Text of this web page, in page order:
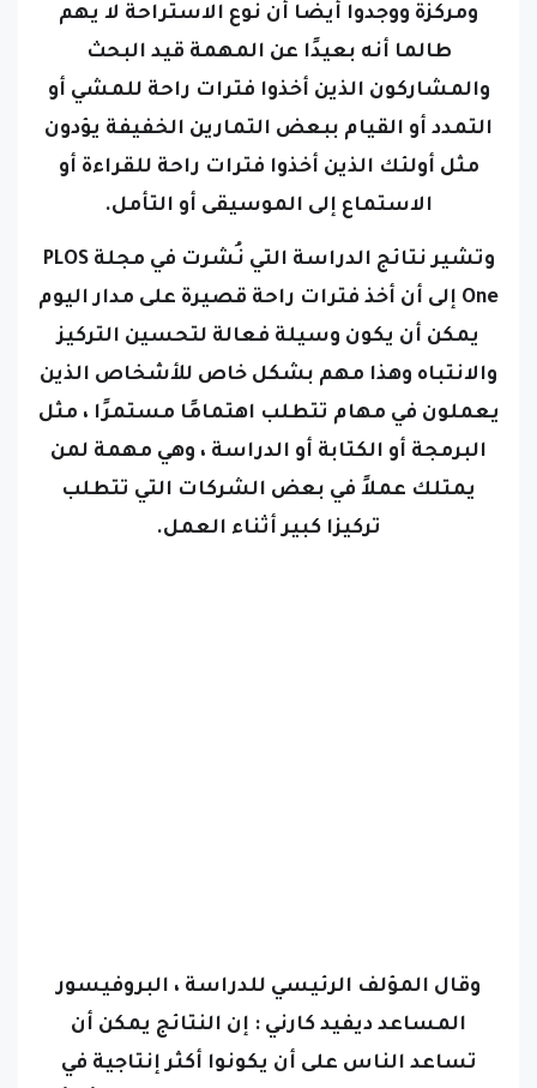
ومركزة ووجدوا أيضًا أن نوع الاستراحة لا يهم
طالما أنه بعيدًا عن المهمة قيد البحث
والمشاركون الذين أخذوا فترات راحة للمشي أو
التمدد أو القيام ببعض التمارين الخفيفة يؤدون
مثل أولئك الذين أخذوا فترات راحة للقراءة أو
الاستماع إلى الموسيقى أو التأمل.
وتشير نتائج الدراسة
التي نُشرت في مجلة PLOS
One إلى أن أخذ فترات راحة قصيرة على مدار اليوم
يمكن أن يكون وسيلة فعالة لتحسين التركيز
والانتباه وهذا مهم بشكل خاص للأشخاص الذين
يعملون في مهام تتطلب اهتمامًا مستمرًا ، مثل
البرمجة أو الكتابة أو الدراسة ، وهي مهمة لمن
يمتلك عملاً في بعض الشركات التي تتطلب
تركيزا كبير أثناء العمل.
وقال المؤلف الرئيسي للدراسة ، البروفيسور
المساعد ديفيد كارني : إن النتائج يمكن أن
تساعد الناس على أن يكونوا أكثر إنتاجية في